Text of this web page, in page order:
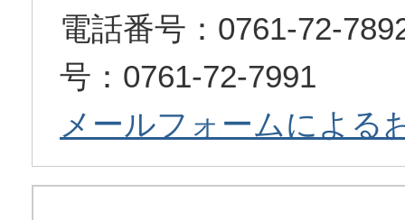
電話番号：0761-72-
号：0761-72-7991
メールフォームによる